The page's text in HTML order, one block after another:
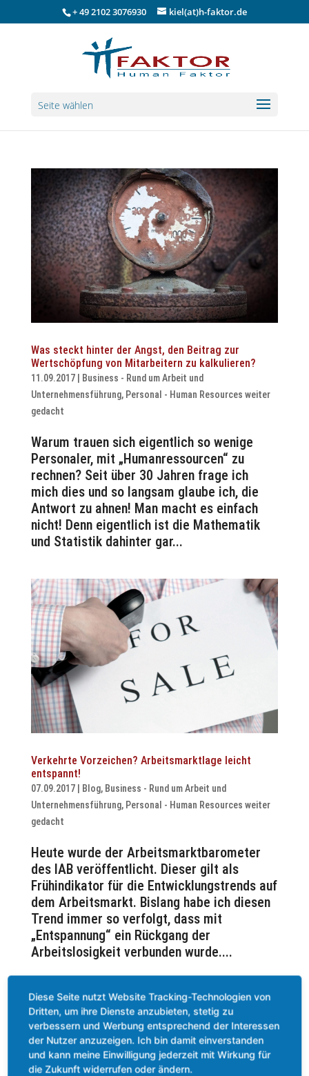
+ 49 2102 3076930 kiel(at)h-faktor.de
Seite wählen
Was steckt hinter der Angst, den Beitrag zur
Wertschöpfung von Mitarbeitern zu kalkulieren?
11.09.2017|
Business - Rund um Arbeit und
Unternehmensführung, Personal - Human Resources weiter
gedacht
Warum trauen sich eigentlich so wenige
Personaler, mit „Humanressourcen“ zu
rechnen? Seit über 30 Jahren frage ich
mich dies und so langsam glaube ich, die
Antwort zu ahnen! Man macht es einfach
nicht! Denn eigentlich ist die Mathematik
und Statistik dahinter gar...
Verkehrte Vorzeichen? Arbeitsmarktlage leicht
entspannt!
07.09.2017| Blog, Business - Rund um Arbeit und
Unternehmensführung, Personal - Human Resources weiter
gedacht
Heute wurde der Arbeitsmarktbarometer
des IAB veröffentlicht. Dieser gilt als
Frühindikator für die Entwicklungstrends auf
dem Arbeitsmarkt. Bislang habe ich diesen
Trend immer so verfolgt, dass mit
„Entspannung“ ein Rückgang der
Arbeitslosigkeit verbunden wurde....
Diese Seite nutzt Website Tracking-Technologien von
Dritten, um ihre Dienste anzubieten, stetig zu
verbessern und Werbung entsprechend der Interessen
der Nutzer anzuzeigen. Ich bin damit einverstanden
und kann meine Einwilligung jederzeit mit Wirkung für
die Zukunft widerrufen oder ändern.